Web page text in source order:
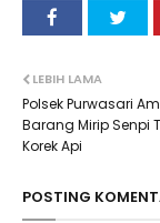
LEBIH LAMA
Polsek Purwasari
Barang Mirip Senpi
Korek Api
POSTING